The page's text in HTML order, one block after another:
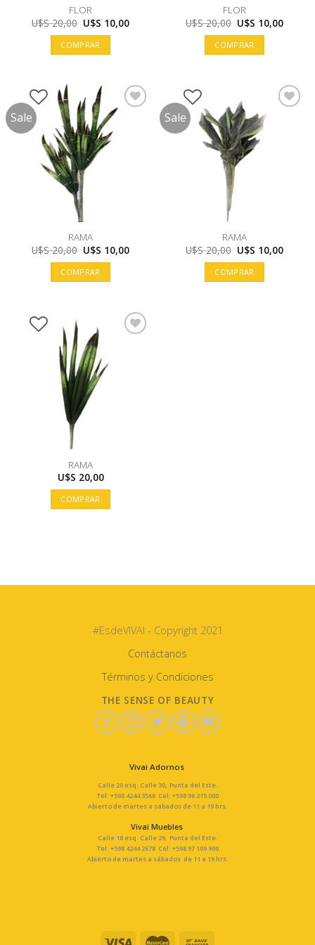
FLOR
U$S20,00 El
precio
original
era:
U$S
U$S 10,00El
COMPRAR
FLOR
U$S20,00 El
precio
original
era:
U$S
U$S 10,00El
COMPRAR
Sale
RAMA
U$S20,00 El
precio
original
era:
U$S
U$S 10,00El
COMPRAR
Sale
RAMA
U$S20,00 El
precio
original
era:
U$S
U$S 10,00El
COMPRAR
RAMA
U$S 20,00
COMPRAR
#EsdeVIVAI - Copyright 2021
Contáctanos
Términos y Condiciones
THE SENSE OF BEAUTY
Vivai Adornos
Calle 20 esq. Calle 30, Punta del Este.
Tel: +598 4244 3566 Cel: +598 96 215 000
Abierto de martes a sabados de 11 a 19 hrs.
Vivai Muebles
Calle 18 esq. Calle 29, Punta del Este.
Tel: +598 4244 2678 Cel: +598 97 109 900
Abierto de martes a sábados de 11 a 19 hrs.